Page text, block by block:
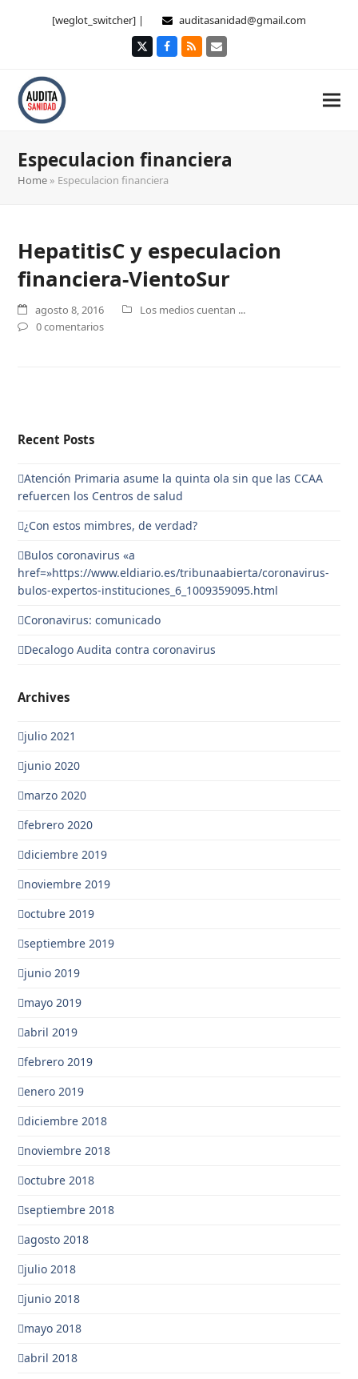
[weglot_switcher] | auditasanidad@gmail.com
TwitterFacebook
RSS Correo
Especulacion financiera
Home » Especulacion financiera
HepatitisC y especulacion
financiera-VientoSur
agosto 8, 2016
Los medios cuentan ...
0 comentarios
Recent Posts
Atención Primaria asume la quinta ola sin que las CCAA
refuercen los Centros de salud
¿Con estos mimbres, de verdad?
Bulos coronavirus «a
href=»https://www.eldiario.es/tribunaabierta/coronavirus-
bulos-expertos-instituciones_6_1009359095.html
Coronavirus: comunicado
Decalogo Audita contra coronavirus
Archives
julio 2021
junio 2020
marzo 2020
febrero 2020
diciembre 2019
noviembre 2019
octubre 2019
septiembre 2019
junio 2019
mayo 2019
abril 2019
febrero 2019
enero 2019
diciembre 2018
noviembre 2018
octubre 2018
septiembre 2018
agosto 2018
julio 2018
junio 2018
mayo 2018
abril 2018